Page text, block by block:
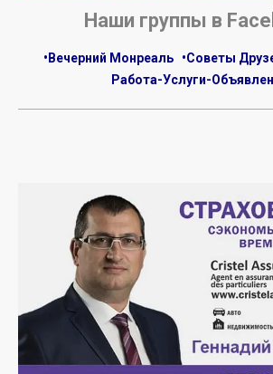
Наши группы в
•Вечерний Монреаль
•Советы
Работа-Услуги-